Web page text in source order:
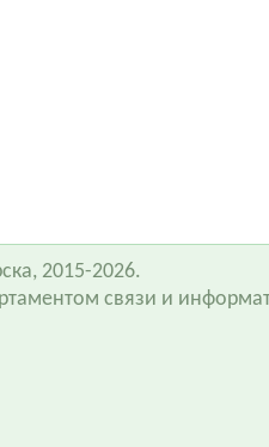
2015-2026.
связи и